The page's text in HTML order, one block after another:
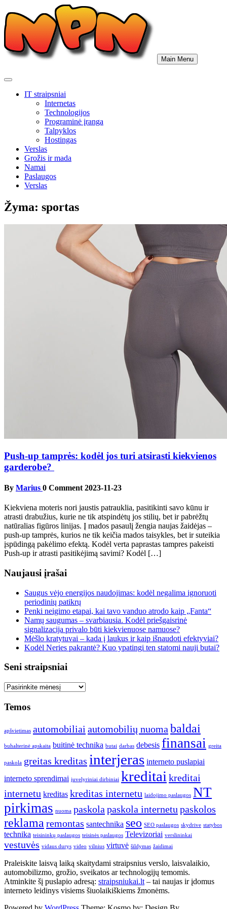
to
content
Main Menu
IT straipsniai
Internetas
Technologijos
Programinė įranga
Talpyklos
Hostingas
Verslas
Grožis ir mada
Namai
Paslaugos
Verslas
Žyma: sportas
Push-up tamprės: kodėl jos turi atsirasti kiekvienos
garderobe?
By Marius 0 Comment 2023-11-23
Kiekviena moteris nori jaustis patrauklia, pasitikinti savo kūnu ir
atrasti drabužius, kurie ne tik atspindėtų jos stilių, bet ir pabrėžtų
natūralias figūros linijas. Į mados pasaulį žengia naujas žaidėjas –
push-up tamprės, kurios ne tik keičia mados taisykles, bet ir suteikia
įspūdingą pakėlimo efektą. Kodėl verta paprastas tampres pakeisti
Push-up ir atrasti pasitikėjimą savimi? Kodėl […]
Naujausi įrašai
Saugus vėjo energijos naudojimas: kodėl negalima ignoruoti
periodinių patikrų
Penki neigimo etapai, kai tavo vanduo atrodo kaip „Fanta“
Namų saugumas – svarbiausia. Kodėl priešgaisrinė
signalizacija privalo būti kiekvienuose namuose?
Mėšlo kratytuvai – kada į laukus ir kaip išnaudoti efektyviai?
Kodėl Neries pakrantė? Kuo ypatingi ten statomi nauji butai?
Seni straipsniai
Seni
Temos
apšvietimas automobiliai automobilių nuoma baldai
buhalterinė apskaita buitinė technika butai darbas debesis finansai greita
paskola greitas kreditas interjeras interneto puslapiai
interneto sprendimai juvelyriniai dirbiniai kreditai kreditai
internetu kreditas kreditas internetu laidojimo paslaugos NT
pirkimas nuoma paskola paskola internetu paskolos
reklamaremontas santechnika seo SEO paslaugos skydrive statybos
technika teisininkų paslaugos teisinės paslaugos Televizoriai verslininkai
vestuvės vidaus durys video vilnius virtuvė šildymas žaidimai
Praleiskite laisvą laiką skaitydami straipsnius verslo, laisvalaikio,
automobilizmo, grožio, sveikatos ar technologijų temomis.
Atminkite šį puslapio adresą: straipsniukai.lt – tai naujas ir įdomus
interneto leidinys visiems šiuolaikiškiems žmonėms.